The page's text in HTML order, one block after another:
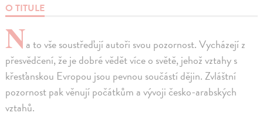
O TITULE
Na to vše soustřeďují autoři svou pozornost. Vycházejí z
přesvědčení, že je dobré vědět více o světě, jehož vztahy s
křesťanskou Evropou jsou pevnou součástí dějin. Zvláštní
pozornost pak věnují počátkům a vývoji česko-arabských
vztahů.